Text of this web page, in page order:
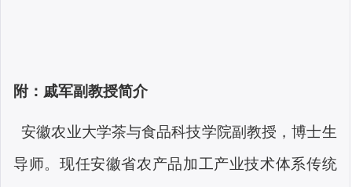
附：戚军副教授简介
安徽农业大学茶与食品科技学院副教授，博士生
导师。现任安徽省农产品加工产业技术体系传统